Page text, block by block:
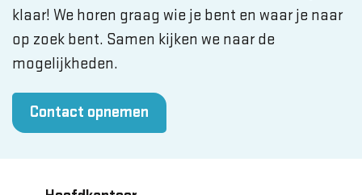
klaar! We horen graag wie je bent en waar je naar
op zoek bent. Samen kijken we naar de
mogelijkheden.
Contact opnemen